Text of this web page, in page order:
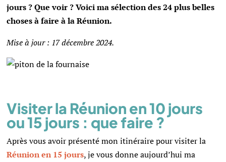
jours ? Que voir ? Voici ma sélection des 24 plus belles
choses à faire à la Réunion.
Mise à jour : 17 décembre 2024.
Visiter la Réunion en 10 jours
ou 15 jours : que faire ?
Après vous avoir présenté mon itinéraire pour visiter la
Réunion en 15 jours, je vous donne aujourd’hui ma